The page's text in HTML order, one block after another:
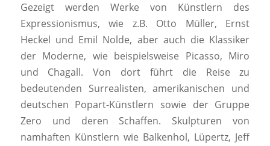
Gezeigt werden Werke von Künstlern des
Expressionismus, wie z.B. Otto Müller, Ernst
Heckel und Emil Nolde, aber auch die Klassiker
der Moderne, wie beispielsweise Picasso, Miro
und Chagall. Von dort führt die Reise zu
bedeutenden Surrealisten, amerikanischen und
deutschen Popart-Künstlern sowie der Gruppe
Zero und deren Schaffen. Skulpturen von
namhaften Künstlern wie Balkenhol, Lüpertz, Jeff